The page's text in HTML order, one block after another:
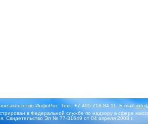
агентство ИнфоРос. Тел.: +7 495 718-84-11, E-mail:
в Федеральной службе по надзору в сфере
Свидетельство Эл № 77-31649 от 04 апреля 2008 г.